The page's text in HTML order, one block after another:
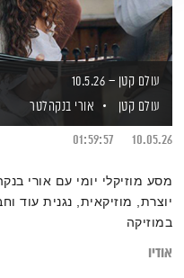
עולם קטן – 10.5.26
עולם קטן
אורי בנקהלטר
10.05.26
01:59:57
מסע מוזיקלי יומי עם אורי
יוצרת, מוזיקאית, נגנית
במוזיקה
אודיו